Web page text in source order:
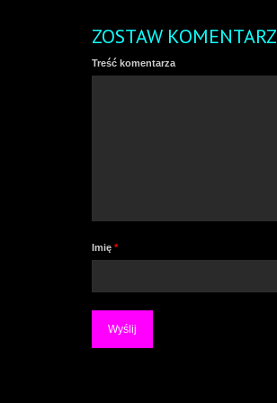
ZOSTAW KOMENTARZ
Treść komentarza
Imię *